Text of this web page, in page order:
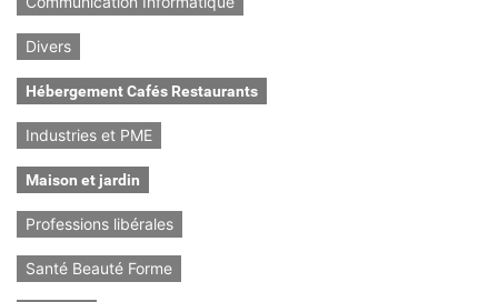
Divers
Hébergement Cafés Restaurants
Industries et PME
Maison et jardin
Professions libérales
Santé Beauté Forme